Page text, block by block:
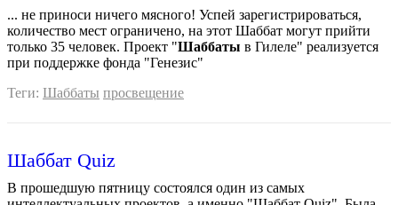
... не приноси ничего мясного! Успей зарегистрироваться,
количество мест ограничено, на этот Шаббат могут прийти
только 35 человек. Проект "Шаббаты в Гилеле" реализуется
при поддержке фонда "Генезис"
Теги: Шаббаты просвещение
Шаббат Quiz
В прошедшую пятницу состоялся один из самых